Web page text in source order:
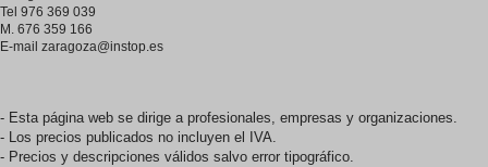
Tel 976 369 039
M. 676 359 166
E-mail zaragoza@instop.es
- Esta página web se dirige a profesionales, empresas y organizaciones.
- Los precios publicados no incluyen el IVA.
- Precios y descripciones válidos salvo error tipográfico.